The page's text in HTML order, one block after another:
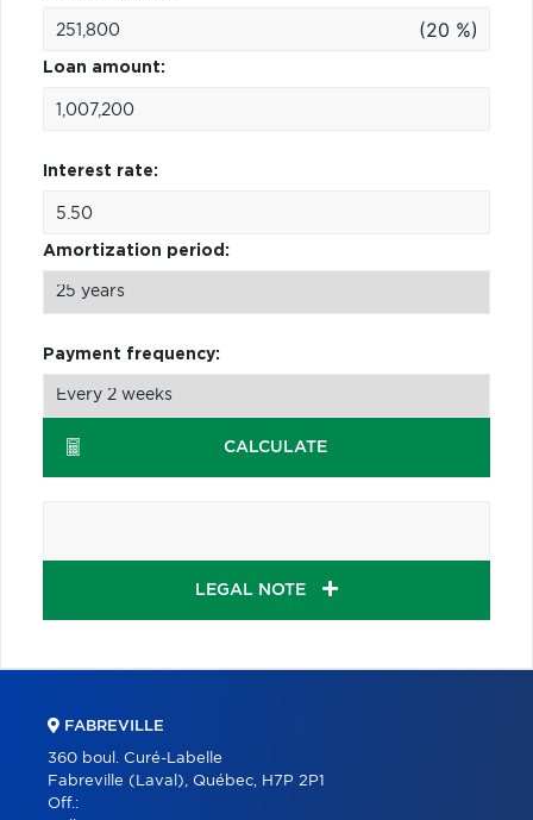
(20 %)
Loan amount:
Interest rate:
Amortization period:
Payment frequency:
CALCULATE
LEGAL NOTE
FABREVILLE
360 boul. Curé-Labelle
Fabreville (Laval), Québec, H7P 2P1
Off.: